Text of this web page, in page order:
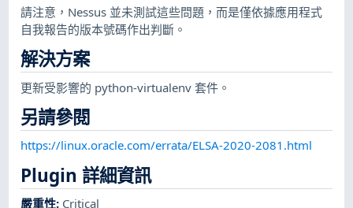
請注意，Nessus 並未測試這些問題，而是僅依據應用程式
自我報告的版本號碼作出判斷。
解決方案
更新受影響的 python-virtualenv 套件。
另請參閱
https://linux.oracle.com/errata/ELSA-2020-2081.html
Plugin 詳細資訊
嚴重性: Critical